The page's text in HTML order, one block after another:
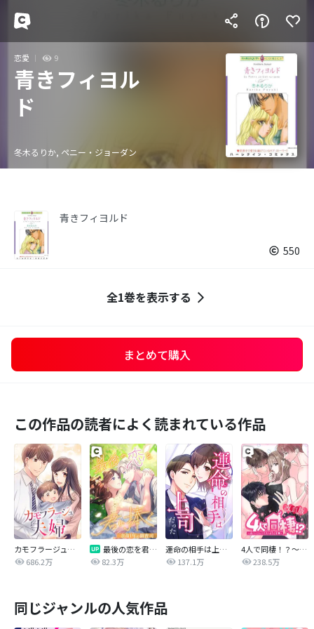
恋愛 9
青きフィヨル
ド
冬木るりか, ペニー・ジョーダン
青きフィヨルド
550
全1巻を表示する
まとめて購入
この作品の読者によく読まれている作品
カモフラージュ夫婦
686.2万
最後の恋を君に捧ぐ～余命1年の御曹司～
82.3万
運命の相手は上司だった
137.1万
4人で同棲！？～逆ハーレムハウスへようこそ♥～【改訂版】
238.5万
同じジャンルの人気作品